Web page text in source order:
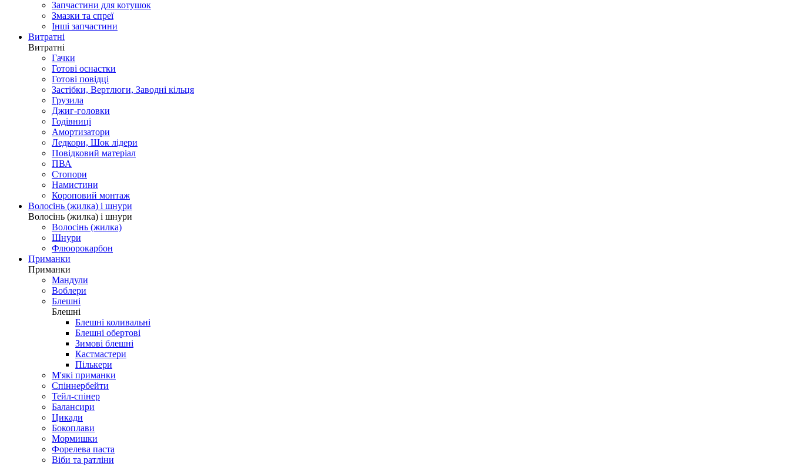
Запчастини для котушок
Змазки та спреї
Інші запчастини
Витратні
Витратні
Гачки
Готові оснастки
Готові повідці
Застібки, Вертлюги, Заводні кільця
Грузила
Джиг-головки
Годівниці
Амортизатори
Ледкори, Шок лідери
Повідковий матеріал
ПВА
Стопори
Намистини
Короповий монтаж
Волосінь (жилка) і шнури
Волосінь (жилка) і шнури
Волосінь (жилка)
Шнури
Флюорокарбон
Приманки
Приманки
Мандули
Воблери
Блешні
Блешні
Блешні коливальні
Блешні обертові
Зимові блешні
Кастмастери
Пількери
М'які приманки
Спіннербейти
Тейл-спінер
Балансири
Цикади
Бокоплави
Мормишки
Форелева паста
Віби та ратліни